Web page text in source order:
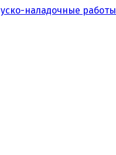
наладочные работы